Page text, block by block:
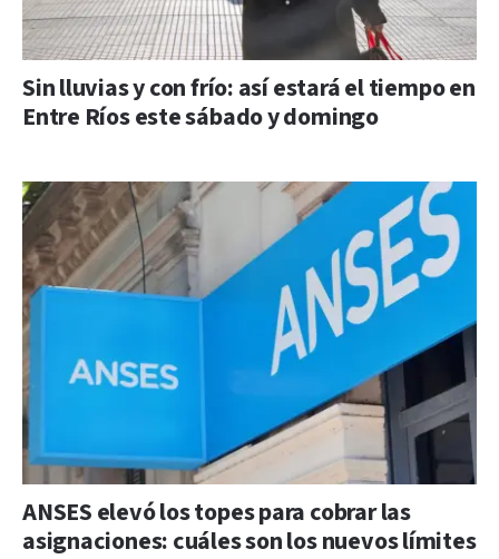
Sin lluvias y con frío: así estará el tiempo en
Entre Ríos este sábado y domingo
ANSES elevó los topes para cobrar las
asignaciones: cuáles son los nuevos límites